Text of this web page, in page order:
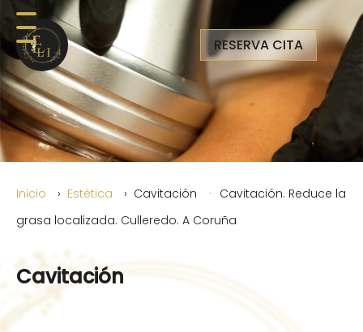
RESERVA CITA
Inicio Estética Cavitación
Cavitación. Reduce la
grasa localizada. Culleredo. A Coruña
Cavitación